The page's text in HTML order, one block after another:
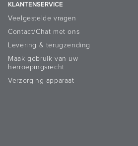
KLANTENSERVICE
Veelgestelde vragen
Contact/Chat met ons
Levering & terugzending
Maak gebruik van uw
herroepingsrecht
Verzorging apparaat